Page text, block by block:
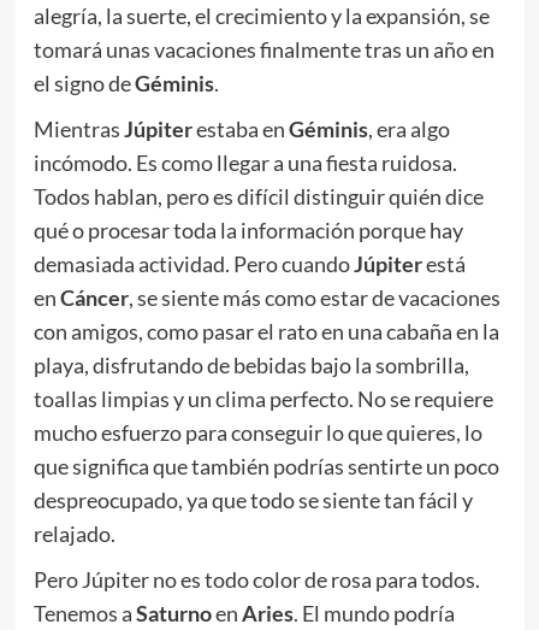
alegría, la suerte, el crecimiento y la expansión, se
tomará unas vacaciones finalmente tras un año en
el signo deGéminis.
MientrasJúpiterestaba enGéminis, era algo
incómodo. Es como llegar a una fiesta ruidosa.
Todos hablan, pero es difícil distinguir quién dice
qué o procesar toda la información porque hay
demasiada actividad. Pero cuandoJúpiterestá
enCáncer, se siente más como estar de vacaciones
con amigos, como pasar el rato en una cabaña en la
playa, disfrutando de bebidas bajo la sombrilla,
toallas limpias y un clima perfecto. No se requiere
mucho esfuerzo para conseguir lo que quieres, lo
que significa que también podrías sentirte un poco
despreocupado, ya que todo se siente tan fácil y
relajado.
Pero Júpiter no es todo color de rosa para todos.
Tenemos aSaturnoenAries. El mundo podría